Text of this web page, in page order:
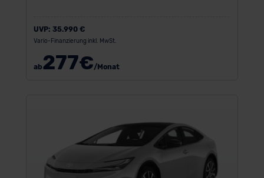
UVP: 35.990 €
Vario-Finanzierung inkl. MwSt.
ab277€/Monat